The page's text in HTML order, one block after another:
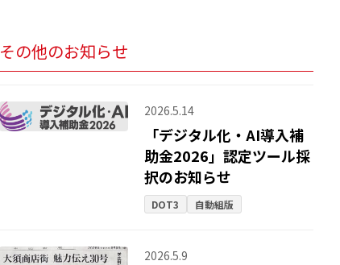
その他のお知らせ
2026.5.14
「デジタル化・AI導入補
助金2026」認定ツール採
択のお知らせ
DOT3 自動組版
2026.5.9